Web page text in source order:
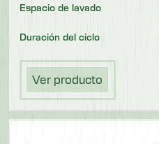
Espacio de lavado
Duración del ciclo
Ver producto